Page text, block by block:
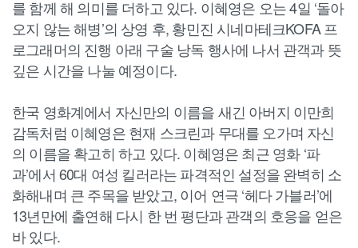
를 함께 해 의미를 더하고 있다. 이혜영은 오는 4일 ‘돌아
오지 않는 해병’의 상영 후, 황민진 시네마테크KOFA 프
로그래머의 진행 아래 구술 낭독 행사에 나서 관객과 뜻
깊은 시간을 나눌 예정이다.
한국 영화계에서 자신만의 이름을 새긴 아버지 이만희
감독처럼 이혜영은 현재 스크린과 무대를 오가며 자신
의 이름을 확고히 하고 있다. 이혜영은 최근 영화 ‘파
과’에서 60대 여성 킬러라는 파격적인 설정을 완벽히 소
화해내며 큰 주목을 받았고, 이어 연극 ‘헤다 가블러’에
13년만에 출연해 다시 한 번 평단과 관객의 호응을 얻은
바 있다.